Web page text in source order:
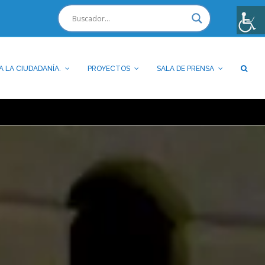
LA CIUDADANÍA. PROYECTOS SALA DE PRENSA